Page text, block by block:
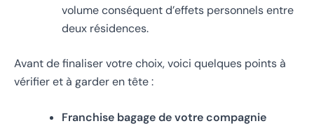
volume conséquent d’effets personnels entre
deux résidences.
Avant de finaliser votre choix, voici quelques points à
vérifier et à garder en tête :
Franchise bagage de votre compagnie